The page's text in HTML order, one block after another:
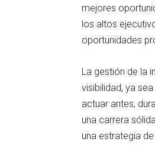
mejores
los altos
oportunidades
La gestión de la
visibilidad, ya
actuar antes,
una carrera
una estrategia